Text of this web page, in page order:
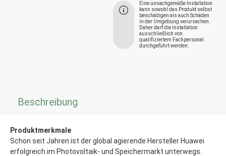
Eine unsachgemäße Installation
kann sowohl das Produkt selbst
beschädigen als auch Schäden
in der Umgebung verursachen.
Daher darf die Installation
ausschließlich von
qualifiziertem Fachpersonal
durchgeführt werden.
Beschreibung
Produktmerkmale
Schon seit Jahren ist der global agierende Hersteller Huawei
erfolgreich im Photovoltaik- und Speichermarkt unterwegs.